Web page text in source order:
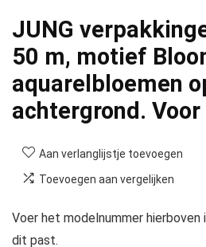
JUNG
50 m, motief
aquarelbloemen
achtergrond.
Aan verlanglijstje toevoegen
Toevoegen aan vergelijken
Voer het modelnummer
dit past.